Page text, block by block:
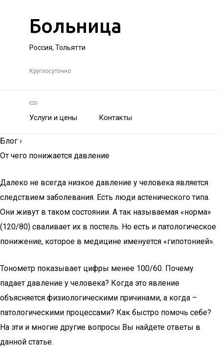
Больница
Россия, Тольятти
Круглосуточно
Услуги и цены Контакты
Блог ›
От чего понижается давление
Далеко не всегда низкое давление у человека является
следствием заболевания. Есть люди астенического типа.
Они живут в таком состоянии. А так называемая «норма»
(120/80) сваливает их в постель. Но есть и патологическое
понижение, которое в медицине именуется «гипотонией».
Тонометр показывает цифры менее 100/60. Почему
падает давление у человека? Когда это явление
объясняется физиологическими причинами, а когда –
патологическими процессами? Как быстро помочь себе?
На эти и многие другие вопросы Вы найдете ответы в
данной статье.